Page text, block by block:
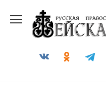
содержанию